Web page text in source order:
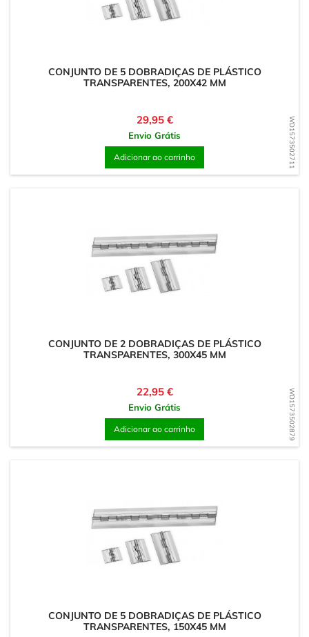
WD1573502711
CONJUNTO DE 5 DOBRADIÇAS DE PLÁSTICO
TRANSPARENTES, 200X42 MM
Preço
29,95 €
Envio Grátis
Adicionar ao carrinho
WD1573502879
CONJUNTO DE 2 DOBRADIÇAS DE PLÁSTICO
TRANSPARENTES, 300X45 MM
Preço
22,95 €
Envio Grátis
Adicionar ao carrinho
CONJUNTO DE 5 DOBRADIÇAS DE PLÁSTICO
TRANSPARENTES, 150X45 MM